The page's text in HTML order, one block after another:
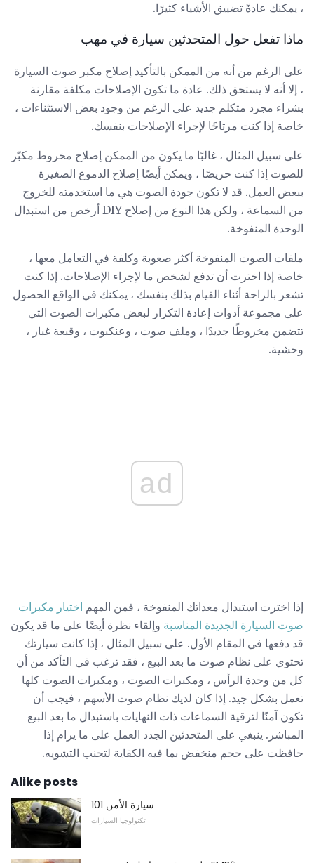
، يمكنك عادةً تضييق الأشياء كثيرًا.
ماذا تفعل حول المتحدثين سيارة في مهب
على الرغم من أنه من الممكن بالتأكيد إصلاح مكبر صوت السيارة
، إلا أنه لا يستحق ذلك. عادة ما تكون الإصلاحات مكلفة مقارنة
بشراء مجرد متكلم جديد على الرغم من وجود بعض الاستثناءات ،
خاصة إذا كنت مرتاحًا لإجراء الإصلاحات بنفسك.
على سبيل المثال ، غالبًا ما يكون من الممكن إصلاح مخروط مكبّر
للصوت إذا كنت حريصًا ، ويمكن أيضًا إصلاح الدموع الصغيرة
ببعض العمل. قد لا تكون جودة الصوت هي ما استخدمته للخروج
من السماعة ، ولكن هذا النوع من إصلاح DIY أرخص من استبدال
الوحدة المنفوخة.
ملفات الصوت المنفوخة أكثر صعوبة وكلفة في التعامل معها ،
خاصة إذا اخترت أن تدفع لشخص ما لإجراء الإصلاحات. إذا كنت
تشعر بالراحة أثناء القيام بذلك بنفسك ، يمكنك في الواقع الحصول
على مجموعة أدوات إعادة التكرار لبعض مكبرات الصوت التي
تتضمن مخروطًا جديدًا ، وملف صوت ، وعنكبوت ، وقبعة غبار ،
وحشية.
ad
إذا اخترت استبدال معداتك المنفوخة ، فمن المهم اختيار مكبرات
صوت السيارة الجديدة المناسبة وإلقاء نظرة أيضًا على ما قد يكون
قد دفعها في المقام الأول. على سبيل المثال ، إذا كانت سيارتك
تحتوي على نظام صوت ما بعد البيع ، فقد ترغب في التأكد من أن
كل من وحدة الرأس ، ومكبرات الصوت ، ومكبرات الصوت كلها
تعمل بشكل جيد. إذا كان لديك نظام صوت الأسهم ، فيجب أن
تكون آمنًا لترقية السماعات ذات النهايات باستبدال ما بعد البيع
المباشر. ينبغي على المتحدثين الجدد العمل على ما يرام إذا
حافظت على حجم منخفض بما فيه الكفاية لتجنب التشويه.
Alike posts
سيارة الأمن 101
تكنولوجيا السيارات